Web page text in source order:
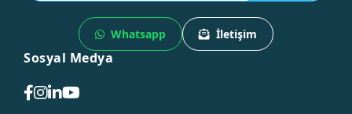
Whatsapp İletişim
Sosyal Medya